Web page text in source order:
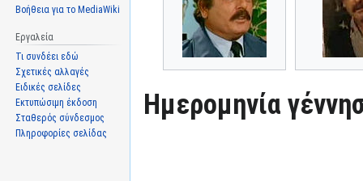
Ημερομηνία
Βοήθεια για το MediaWiki
Εργαλεία
Τι συνδέει εδώ
Σχετικές αλλαγές
Ειδικές σελίδες
Εκτυπώσιμη έκδοση
Σταθερός σύνδεσμος
Πληροφορίες σελίδας